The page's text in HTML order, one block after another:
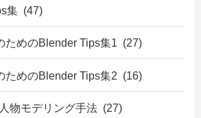
集 (47)
ためのBlender Tips集1 (27)
ためのBlender Tips集2 (16)
物モデリング手法 (27)